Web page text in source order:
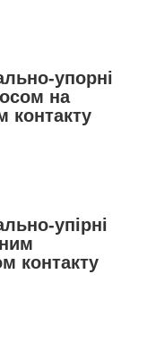
упорні
на
контакту
упірні
контакту